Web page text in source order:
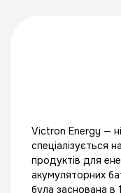
Victron Energy —
спеціалізується
продуктів для
акумуляторних
була заснована